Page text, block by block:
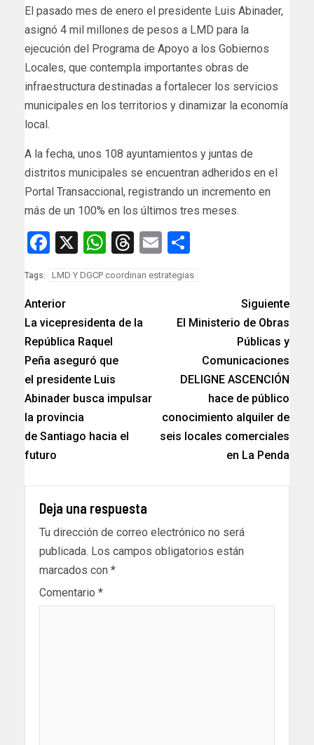
El pasado mes de enero el presidente Luis Abinader,
asignó 4 mil millones de pesos a LMD para la
ejecución del Programa de Apoyo a los Gobiernos
Locales, que contempla importantes obras de
infraestructura destinadas a fortalecer los servicios
municipales en los territorios y dinamizar la economía
local.
A la fecha, unos 108 ayuntamientos y juntas de
distritos municipales se encuentran adheridos en el
Portal Transaccional, registrando un incremento en
más de un 100% en los últimos tres meses.
Facebook
X WhatsApp
Threads
Email
Tags: LMD Y DGCP coordinan estrategias
Anterior
La vicepresidenta de la
República Raquel
Peña aseguró que
el presidente Luis
Abinader busca impulsar
la provincia
de Santiago hacia el
futuro
Siguiente
El Ministerio de Obras
Públicas y
Comunicaciones
DELIGNE ASCENCIÓN
hace de público
conocimiento alquiler de
seis locales comerciales
en La Penda
Deja una respuesta
Tu dirección de correo electrónico no será
publicada. Los campos obligatorios están
marcados con *
Comentario *